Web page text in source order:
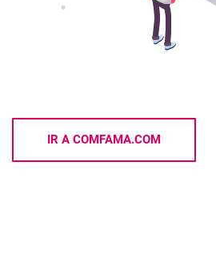
IR A COMFAMA.COM